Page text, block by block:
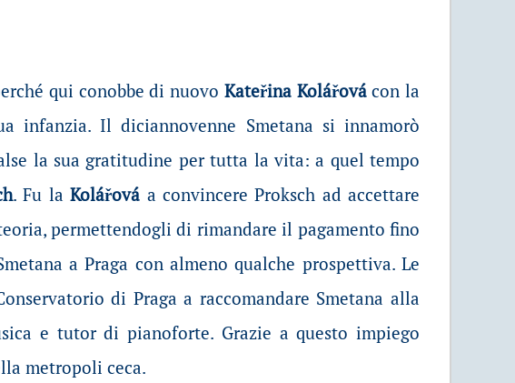
qui conobbe di nuovo Kateřina Kolářovácon la
infanzia. Il diciannovenne Smetana si innamorò
la sua gratitudine per tutta la vita: a quel tempo
. Fu laKolářová a convincere Proksch ad accettare
permettendogli di rimandare il pagamento fino
a Praga con almeno qualche prospettiva. Le
di Praga a raccomandare Smetana alla
e tutor di pianoforte. Grazie a questo impiego
metropoli ceca.